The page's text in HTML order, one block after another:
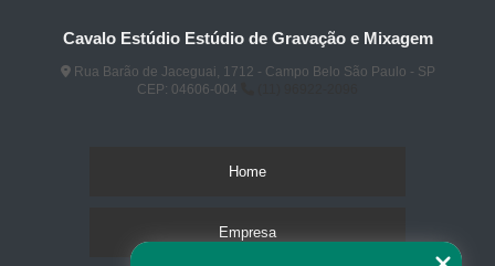
Cavalo Estúdio Estúdio de Gravação e Mixagem
Rua Barão de Jaceguai, 1712 - Campo Belo São Paulo - SP
CEP: 04606-004
Home
Empresa